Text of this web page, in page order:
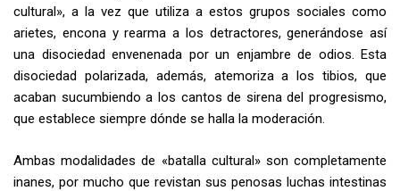
cultural», a la vez que utiliza a estos grupos sociales como
arietes, encona y rearma a los detractores, generándose así
una disociedad envenenada por un enjambre de odios. Esta
disociedad polarizada, además, atemoriza a los tibios, que
acaban sucumbiendo a los cantos de sirena del progresismo,
que establece siempre dónde se halla la moderación.
Ambas modalidades de «batalla cultural» son completamente
inanes, por mucho que revistan sus penosas luchas intestinas